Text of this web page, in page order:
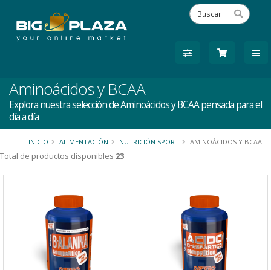
Aminoácidos y BCAA
Explora nuestra selección de Aminoácidos y BCAA pensada para el
día a día
INICIO ALIMENTACIÓN NUTRICIÓN SPORT AMINOÁCIDOS Y BCAA
Total de productos disponibles 23